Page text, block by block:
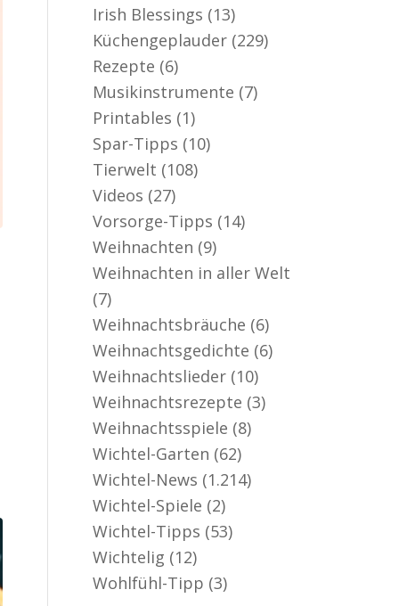
Irish Blessings (13)
Küchengeplauder (229)
Rezepte (6)
Musikinstrumente (7)
Printables (1)
Spar-Tipps (10)
Tierwelt (108)
Videos (27)
Vorsorge-Tipps (14)
Weihnachten (9)
Weihnachten in aller Welt
(7)
Weihnachtsbräuche (6)
Weihnachtsgedichte (6)
Weihnachtslieder (10)
Weihnachtsrezepte (3)
Weihnachtsspiele (8)
Wichtel-Garten (62)
Wichtel-News (1.214)
Wichtel-Spiele (2)
Wichtel-Tipps (53)
Wichtelig (12)
Wohlfühl-Tipp (3)